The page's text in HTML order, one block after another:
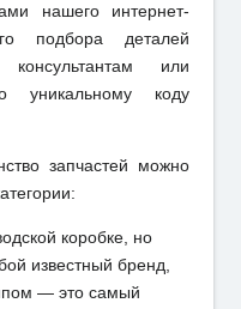
нашего интернет-
подбора деталей
или
уникальному коду
запчастей можно
коробке, но
известный бренд,
— это самый